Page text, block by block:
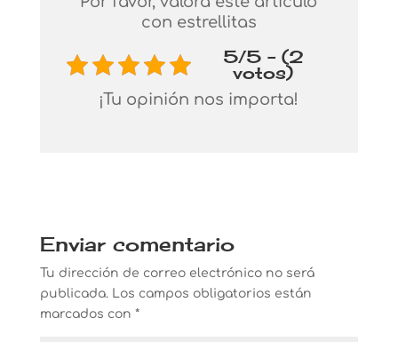
con estrellitas
5/5 - (2
votos)
¡Tu opinión nos importa!
Enviar comentario
Tu dirección de correo electrónico no será
publicada. Los campos obligatorios están
marcados con *